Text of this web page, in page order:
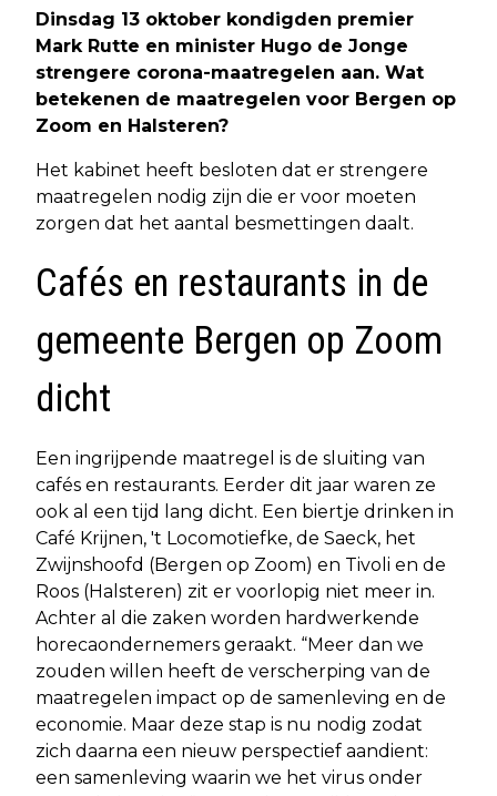
Dinsdag 13 oktober kondigden premier
Mark Rutte en minister Hugo de Jonge
strengere corona-maatregelen aan. Wat
betekenen de maatregelen voor Bergen op
Zoom en Halsteren?
Het kabinet heeft besloten dat er strengere
maatregelen nodig zijn die er voor moeten
zorgen dat het aantal besmettingen daalt.
Cafés en restaurants in de
gemeente Bergen op Zoom
dicht
Een ingrijpende maatregel is de sluiting van
cafés en restaurants. Eerder dit jaar waren ze
ook al een tijd lang dicht. Een biertje drinken in
Café Krijnen, 't Locomotiefke, de Saeck, het
Zwijnshoofd (Bergen op Zoom) en Tivoli en de
Roos (Halsteren) zit er voorlopig niet meer in.
Achter al die zaken worden hardwerkende
horecaondernemers geraakt. “Meer dan we
zouden willen heeft de verscherping van de
maatregelen impact op de samenleving en de
economie. Maar deze stap is nu nodig zodat
zich daarna een nieuw perspectief aandient:
een samenleving waarin we het virus onder